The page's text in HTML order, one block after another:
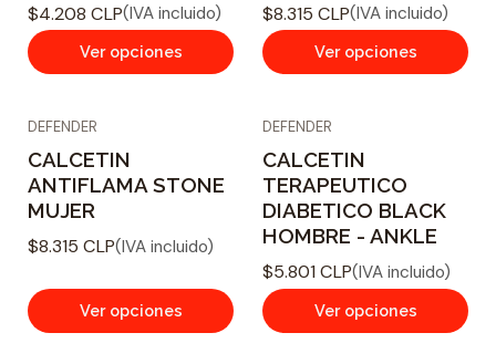
$4.208 CLP(IVA incluido)
Ver opciones
$8.315 CLP(IVA incluido)
Ver opciones
DEFENDER
CALCETIN
ANTIFLAMA STONE
MUJER
$8.315 CLP(IVA incluido)
Ver opciones
DEFENDER
CALCETIN
TERAPEUTICO
DIABETICO BLACK
HOMBRE - ANKLE
$5.801 CLP(IVA incluido)
Ver opciones